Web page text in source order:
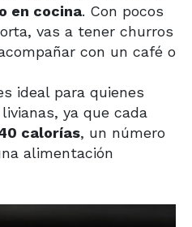
en cocina. Con pocos
vas a tener churros
con un café o
ideal para quienes
ya que cada
calorías, un número
alimentación